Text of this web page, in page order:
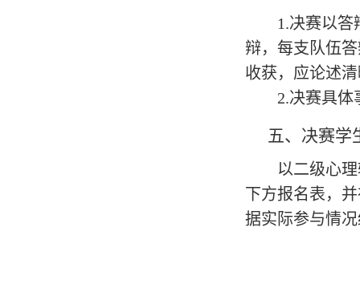
1.决赛以答
辩，每支队伍
收获，应论述
2.决赛具体
五、 决赛学
以二级心
下方报名表，
据实际参与情